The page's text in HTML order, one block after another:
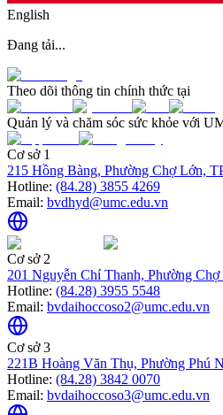
English
Đang tải...
Theo dõi thông tin chính thức tại
Quản lý và chăm sóc sức khỏe với
Cơ sở 1
215 Hồng Bàng, Phường Chợ Lớn,
Hotline: (84.28) 3855 4269
Email: bvdhyd@umc.edu.vn
Cơ sở 2
201 Nguyễn Chí Thanh, Phường
Hotline: (84.28) 3955 5548
Email: bvdaihoccoso2@umc.edu.vn
Cơ sở 3
221B Hoàng Văn Thụ, Phường Phú
Hotline: (84.28) 3842 0070
Email: bvdaihoccoso3@umc.edu.vn